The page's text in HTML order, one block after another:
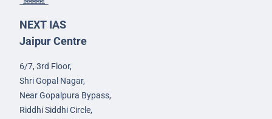
NEXT IAS
Jaipur Centre
6/7, 3rd Floor,
Shri Gopal Nagar,
Near Gopalpura Bypass,
Riddhi Siddhi Circle,